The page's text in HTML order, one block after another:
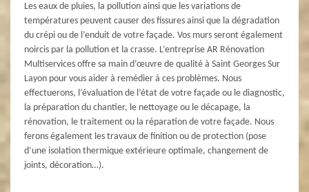
Les eaux de pluies, la pollution ainsi que les variations de
températures peuvent causer des fissures ainsi que la dégradation
du crépi ou de l’enduit de votre façade. Vos murs seront également
noircis par la pollution et la crasse. L’entreprise AR Rénovation
Multiservices offre sa main d’œuvre de qualité à Saint Georges Sur
Layon pour vous aider à remédier à ces problèmes. Nous
effectuerons, l’évaluation de l’état de votre façade ou le diagnostic,
la préparation du chantier, le nettoyage ou le décapage, la
rénovation, le traitement ou la réparation de votre façade. Nous
ferons également les travaux de finition ou de protection (pose
d’une isolation thermique extérieure optimale, changement de
joints, décoration…).